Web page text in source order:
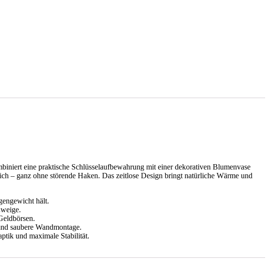
eine praktische Schlüsselaufbewahrung mit einer dekorativen Blumenvase
– ganz ohne störende Haken. Das zeitlose Design bringt natürliche Wärme und
hält.
saubere Wandmontage.
und maximale Stabilität.